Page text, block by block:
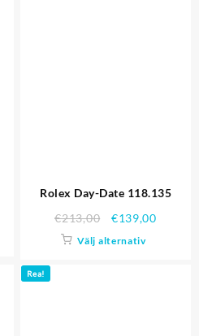
Rolex Day-Date 118.135
€213,00 €139,00
Välj alternativ
Rea!